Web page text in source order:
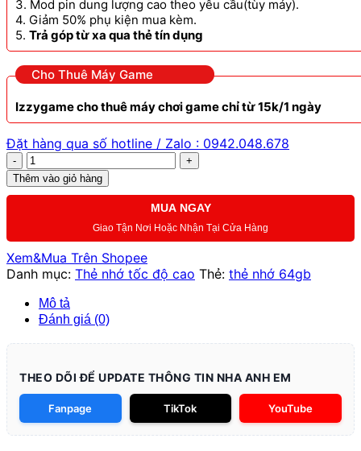
3. Mod pin dung lượng cao theo yêu cầu(tùy máy).
4. Giảm 50% phụ kiện mua kèm.
5. Trả góp từ xa qua thẻ tín dụng
Cho Thuê Máy Game
Izzygame cho thuê máy chơi game chỉ từ 15k/1 ngày
Đặt hàng qua số hotline / Zalo : 0942.048.678
Thẻ
nhớ
64gb
Netac
số
lượng
Thêm vào giỏ hàng
MUA NGAY
Giao Tận Nơi Hoặc Nhận Tại Cửa Hàng
Xem&Mua Trên Shopee
Danh mục: Thẻ nhớ tốc độ cao Thẻ: thẻ nhớ 64gb
Mô tả
Đánh giá (0)
THEO DÕI ĐỂ UPDATE THÔNG TIN NHA ANH EM
Fanpage TikTok YouTube